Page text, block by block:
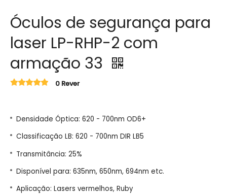
Óculos de segurança para
laser LP-RHP-2 com
armação 33
0 Rever
Densidade Óptica: 620 - 700nm OD6+
Classificação LB: 620 - 700nm DIR LB5
Transmitância: 25%
Disponível para: 635nm, 650nm, 694nm etc.
Aplicação: Lasers vermelhos, Ruby